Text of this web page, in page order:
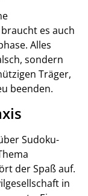
es auch
Alles
sondern
Träger,
beenden.
Sudoku-
der Spaß auf.
in